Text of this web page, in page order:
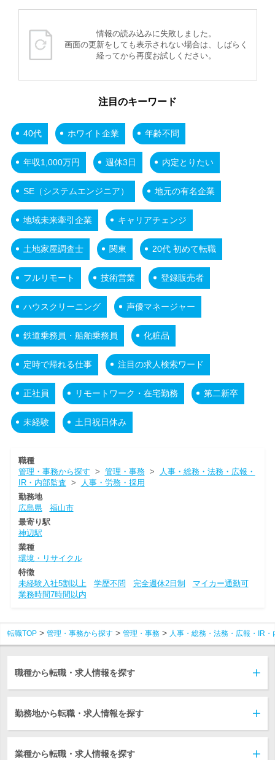
情報の読み込みに失敗しました。
画面の更新をしても表示されない場合は、しばらく
経ってから再度お試しください。
注目のキーワード
40代 ホワイト企業 年齢不問
年収1,000万円 週休3日 内定とりたい
SE（システムエンジニア） 地元の有名企業
地域未来牽引企業 キャリアチェンジ
土地家屋調査士 関東 20代 初めて転職
フルリモート 技術営業 登録販売者
ハウスクリーニング 声優マネージャー
鉄道乗務員・船舶乗務員 化粧品
定時で帰れる仕事 注目の求人検索ワード
正社員 リモートワーク・在宅勤務 第二新卒
未経験 土日祝日休み
職種
管理・事務から探す > 管理・事務>
人事・総務・法務・広報・
IR・内部監査 >
人事・労務・採用
勤務地
広島県
福山市
最寄り駅
神辺駅
業種
環境・リサイクル
特徴
未経験入社5割以上
学歴不問 完全週休2日制
マイカー通勤可
業務時間7時間以内
転職TOP 管理・事務から探す 管理・事務 人事・総務・法務・広報・IR・
職種から転職・求人情報を探す
勤務地から転職・求人情報を探す
業種から転職・求人情報を探す